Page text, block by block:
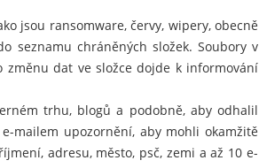
jsou ransomware, červy, wipery, obecně
seznamu chráněných složek. Soubory v
změnu dat ve složce dojde k informování
trhu, blogů a podobně, aby odhalil
mailem upozornění, aby mohli okamžitě
adresu, město, psč, zemi a až 10 e-